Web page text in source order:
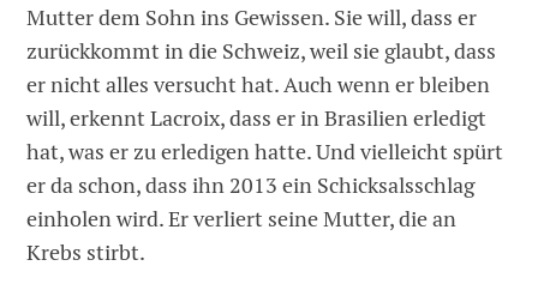
Mutter dem Sohn ins Gewissen. Sie will, dass er
zurückkommt in die Schweiz, weil sie glaubt, dass
er nicht alles versucht hat. Auch wenn er bleiben
will, erkennt Lacroix, dass er in Brasilien erledigt
hat, was er zu erledigen hatte. Und vielleicht spürt
er da schon, dass ihn 2013 ein Schicksalsschlag
einholen wird. Er verliert seine Mutter, die an
Krebs stirbt.